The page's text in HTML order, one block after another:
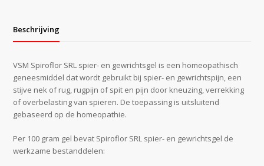
Beschrijving
VSM Spiroflor SRL spier- en gewrichtsgel is een homeopathisch
geneesmiddel dat wordt gebruikt bij spier- en gewrichtspijn, een
stijve nek of rug, rugpijn of spit en pijn door kneuzing, verrekking
of overbelasting van spieren. De toepassing is uitsluitend
gebaseerd op de homeopathie.
Per 100 gram gel bevat Spiroflor SRL spier- en gewrichtsgel de
werkzame bestanddelen: